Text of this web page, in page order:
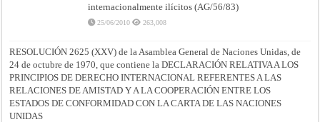
internacionalmente ilícitos (AG/56/83)
25/06/2010 263,008
RESOLUCIÓN 2625 (XXV) de la Asamblea General de Naciones Unidas, de
24 de octubre de 1970, que contiene la DECLARACIÓN RELATIVA A LOS
PRINCIPIOS DE DERECHO INTERNACIONAL REFERENTES A LAS
RELACIONES DE AMISTAD Y A LA COOPERACIÓN ENTRE LOS
ESTADOS DE CONFORMIDAD CON LA CARTA DE LAS NACIONES
UNIDAS